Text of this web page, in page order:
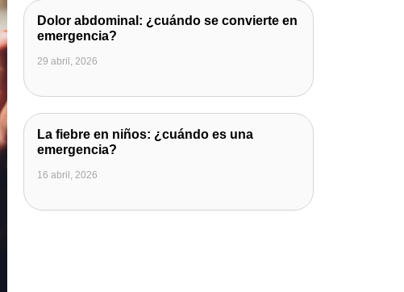
Dolor abdominal: ¿cuándo se convierte en
emergencia?
29 abril, 2026
La fiebre en niños: ¿cuándo es una
emergencia?
16 abril, 2026